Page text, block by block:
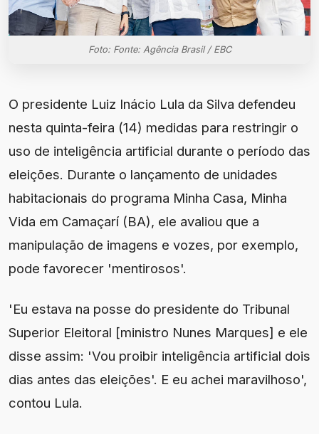
Foto: Fonte: Agência Brasil / EBC
O presidente Luiz Inácio Lula da Silva defendeu
nesta quinta-feira (14) medidas para restringir o
uso de inteligência artificial durante o período das
eleições. Durante o lançamento de unidades
habitacionais do programa Minha Casa, Minha
Vida em Camaçarí (BA), ele avaliou que a
manipulação de imagens e vozes, por exemplo,
pode favorecer 'mentirosos'.
'Eu estava na posse do presidente do Tribunal
Superior Eleitoral [ministro Nunes Marques] e ele
disse assim: 'Vou proibir inteligência artificial dois
dias antes das eleições'. E eu achei maravilhoso',
contou Lula.